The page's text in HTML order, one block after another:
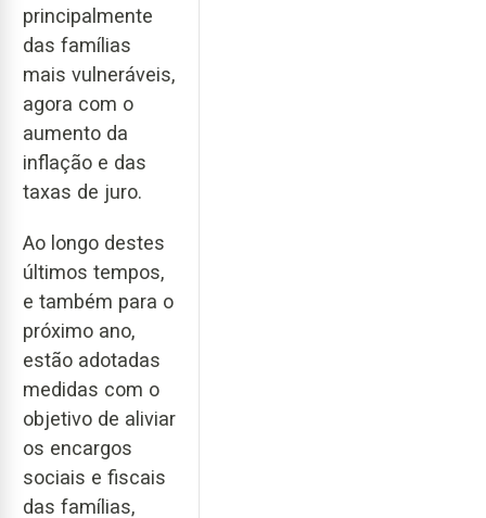
principalmente
das famílias
mais vulneráveis,
agora com o
aumento da
inflação e das
taxas de juro.
Ao longo destes
últimos tempos,
e também para o
próximo ano,
estão adotadas
medidas com o
objetivo de aliviar
os encargos
sociais e fiscais
das famílias,